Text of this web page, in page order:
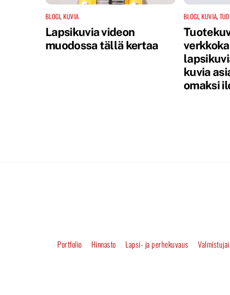
BLOGI, KUVIA
Lapsikuvia videon
muodossa tällä kertaa
BLOGI, KUVIA,
kuvia
omaksi
Portfolio Hinnasto Lapsi- ja perhekuvaus